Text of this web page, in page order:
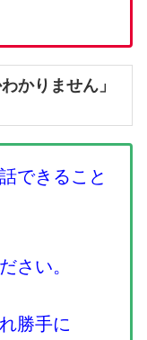
かりません」
できること
さい。
勝手に